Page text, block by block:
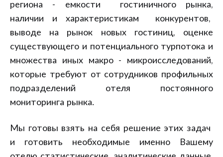
региона - емкости гостиничного рынка,
наличии и характеристикам конкурентов,
выводе на рынок новых гостиниц, оценке
существующего и потенциального турпотока и
множества иных макро - микроисследований,
которые требуют от сотрудников профильных
подразделений отеля постоянного
мониторинга рынка.
Мы готовы взять на себя решение этих задач
и готовить необходимые именно Вашему